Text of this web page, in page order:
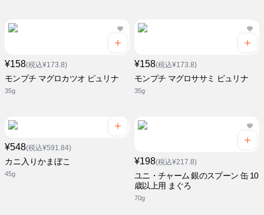
¥158(税込¥173.8)
モンプチ マグロカツオ ピュリナ
35g
¥158(税込¥173.8)
モンプチ マグロササミ ピュリナ
35g
¥548(税込¥591.84)
カニ入りかまぼこ
45g
¥198(税込¥217.8)
ユニ・チャーム 銀のスプーン 缶 10
歳以上用 まぐろ
70g